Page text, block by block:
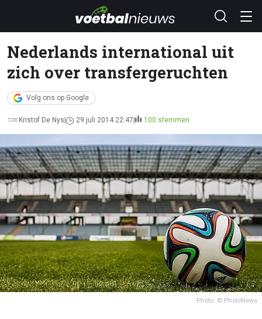
Nederlands international uit
zich over transfergeruchten
Volg ons op Google
Kristof De Nys 29 juli 2014 22:47 100 stemmen
Photo: © PhotoNews